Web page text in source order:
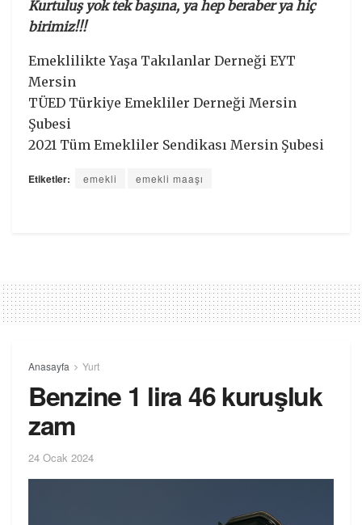
Kurtuluş yok tek başına, ya hep beraber ya hiç
birimiz!!!
Emeklilikte Yaşa Takılanlar Derneği EYT
Mersin
TÜED Türkiye Emekliler Derneği Mersin
Şubesi
2021 Tüm Emekliler Sendikası Mersin Şubesi
Etiketler: emekli emekli maaşı
Anasayfa Yurt
Benzine 1 lira 46 kuruşluk
zam
24 Ocak 2024